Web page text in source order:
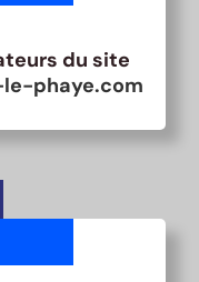
du site
phaye.com